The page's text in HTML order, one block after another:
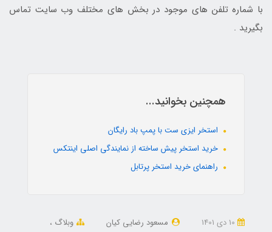
با شماره تلفن های موجود در بخش های مختلف وب سایت تماس
بگیرید .
همچنین بخوانید...
استخر ایزی ست با پمپ باد رایگان
خرید استخر پیش ساخته از نمایندگی اصلی اینتکس
راهنمای خرید استخر پرتابل
مسعود رضایی کیان
وبلاگ